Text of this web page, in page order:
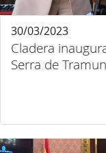
Cladera
Serra de
30/03/2023